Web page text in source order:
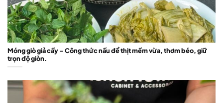
Móng giò giả cầy – Công thức nấu để thịt mềm vừa, thơm béo, giữ
trọn độ giòn.